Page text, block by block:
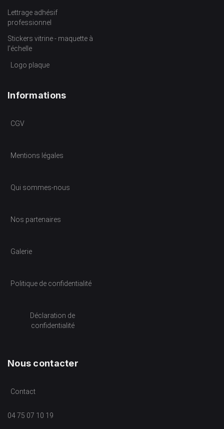
Lettrage adhésif
professionnel
Stickers vitrine - maquette à
l’échelle
Logo plaque
Informations
CGV
Mentions légales
Qui sommes-nous
Nos partenaires
Galerie
Politique de confidentialité
Déclaration de
confidentialité
Nous contacter
Contact
04 75 07 10 19